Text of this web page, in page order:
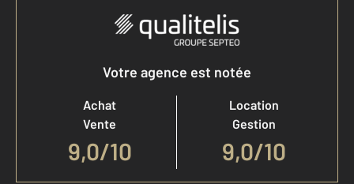
Votre agence est notée
Achat
Vente
9,0/10
Location
Gestion
9,0/10